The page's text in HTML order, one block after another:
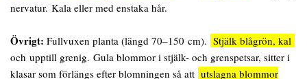
nervatur. Kala eller med enstaka hår.
Övrigt: Fullvuxen planta (längd 70–150 cm). Stjälk blågrön, kal
och upptill grenig. Gula blommor i stjälk- och grenspetsar, sitter i
klasar som förlängs efter blomningen så att utslagna blommor